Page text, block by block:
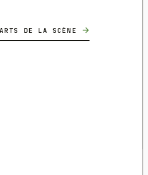
DE LA SCÈNE →